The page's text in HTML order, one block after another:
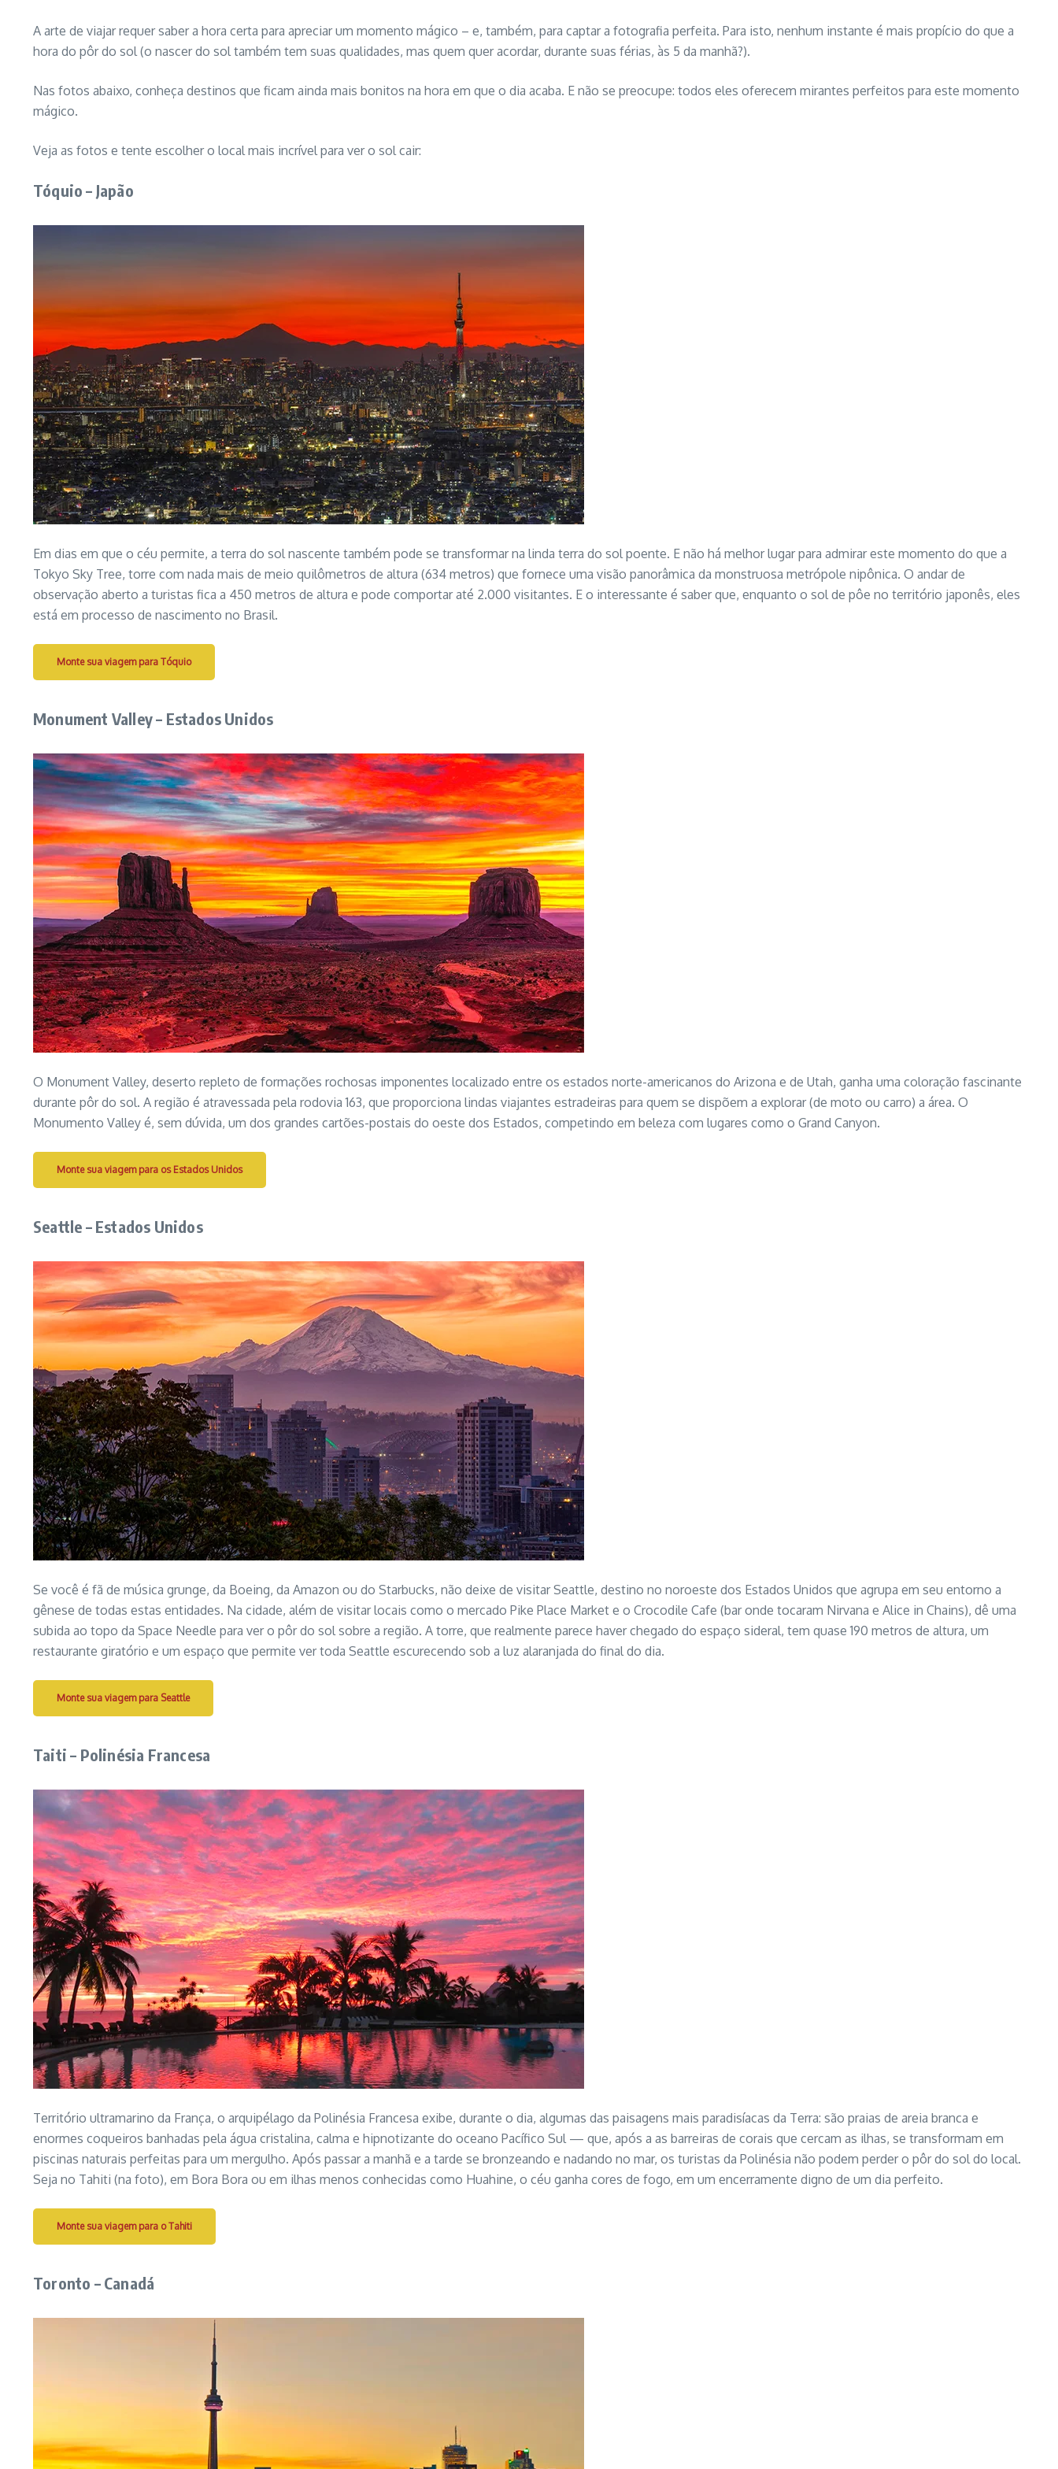
A arte de viajar requer saber a hora certa para apreciar um momento mágico – e, também, para captar a fotografia perfeita. Para isto, nenhum instante é mais propício do que a
hora do pôr do sol (o nascer do sol também tem suas qualidades, mas quem quer acordar, durante suas férias, às 5 da manhã?).
Nas fotos abaixo, conheça destinos que ficam ainda mais bonitos na hora em que o dia acaba. E não se preocupe: todos eles oferecem mirantes perfeitos para este momento
mágico.
Veja as fotos e tente escolher o local mais incrível para ver o sol cair:
Tóquio – Japão
Em dias em que o céu permite, a terra do sol nascente também pode se transformar na linda terra do sol poente. E não há melhor lugar para admirar este momento do que a
Tokyo Sky Tree, torre com nada mais de meio quilômetros de altura (634 metros) que fornece uma visão panorâmica da monstruosa metrópole nipônica. O andar de
observação aberto a turistas fica a 450 metros de altura e pode comportar até 2.000 visitantes. E o interessante é saber que, enquanto o sol de pôe no território japonês, eles
está em processo de nascimento no Brasil.
Monte sua viagem para Tóquio
Monument Valley – Estados Unidos
O Monument Valley, deserto repleto de formações rochosas imponentes localizado entre os estados norte-americanos do Arizona e de Utah, ganha uma coloração fascinante
durante pôr do sol. A região é atravessada pela rodovia 163, que proporciona lindas viajantes estradeiras para quem se dispõem a explorar (de moto ou carro) a área. O
Monumento Valley é, sem dúvida, um dos grandes cartões-postais do oeste dos Estados, competindo em beleza com lugares como o Grand Canyon.
Monte sua viagem para os Estados Unidos
Seattle – Estados Unidos
Se você é fã de música grunge, da Boeing, da Amazon ou do Starbucks, não deixe de visitar Seattle, destino no noroeste dos Estados Unidos que agrupa em seu entorno a
gênese de todas estas entidades. Na cidade, além de visitar locais como o mercado Pike Place Market e o Crocodile Cafe (bar onde tocaram Nirvana e Alice in Chains), dê uma
subida ao topo da Space Needle para ver o pôr do sol sobre a região. A torre, que realmente parece haver chegado do espaço sideral, tem quase 190 metros de altura, um
restaurante giratório e um espaço que permite ver toda Seattle escurecendo sob a luz alaranjada do final do dia.
Monte sua viagem para Seattle
Taiti – Polinésia Francesa
Território ultramarino da França, o arquipélago da Polinésia Francesa exibe, durante o dia, algumas das paisagens mais paradisíacas da Terra: são praias de areia branca e
enormes coqueiros banhadas pela água cristalina, calma e hipnotizante do oceano Pacífico Sul — que, após a as barreiras de corais que cercam as ilhas, se transformam em
piscinas naturais perfeitas para um mergulho. Após passar a manhã e a tarde se bronzeando e nadando no mar, os turistas da Polinésia não podem perder o pôr do sol do local.
Seja no Tahiti (na foto), em Bora Bora ou em ilhas menos conhecidas como Huahine, o céu ganha cores de fogo, em um encerramente digno de um dia perfeito.
Monte sua viagem para o Tahiti
Toronto – Canadá